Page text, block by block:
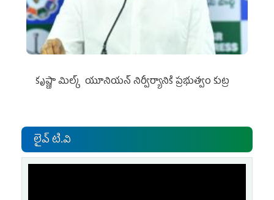
కృష్ణా మిల్క్‌ యూనియన్‌ నిర్వీర్యానికి ప్రభుత్వం కుట్ర
లైవ్ టి.వి